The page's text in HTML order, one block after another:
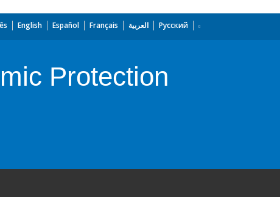
English Español Français العربية Русский
Protection